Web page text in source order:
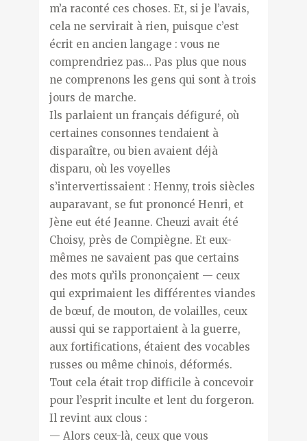
m’a raconté ces choses. Et, si je l’avais,
cela ne servirait à rien, puisque c’est
écrit en ancien langage : vous ne
comprendriez pas… Pas plus que nous
ne comprenons les gens qui sont à trois
jours de marche.
Ils parlaient un français défiguré, où
certaines consonnes tendaient à
disparaître, ou bien avaient déjà
disparu, où les voyelles
s’intervertissaient : Henny, trois siècles
auparavant, se fut prononcé Henri, et
Jène eut été Jeanne. Cheuzi avait été
Choisy, près de Compiègne. Et eux-
mêmes ne savaient pas que certains
des mots qu’ils prononçaient — ceux
qui exprimaient les différentes viandes
de bœuf, de mouton, de volailles, ceux
aussi qui se rapportaient à la guerre,
aux fortifications, étaient des vocables
russes ou même chinois, déformés.
Tout cela était trop difficile à concevoir
pour l’esprit inculte et lent du forgeron.
Il revint aux clous :
— Alors ceux-là, ceux que vous